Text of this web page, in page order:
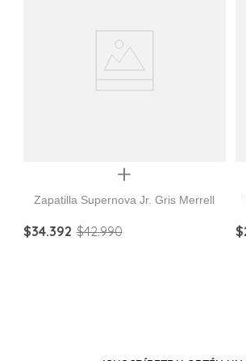
Quickview
Zapatilla Supernova Jr. Gris Merrell
$34.392 $42.990 $